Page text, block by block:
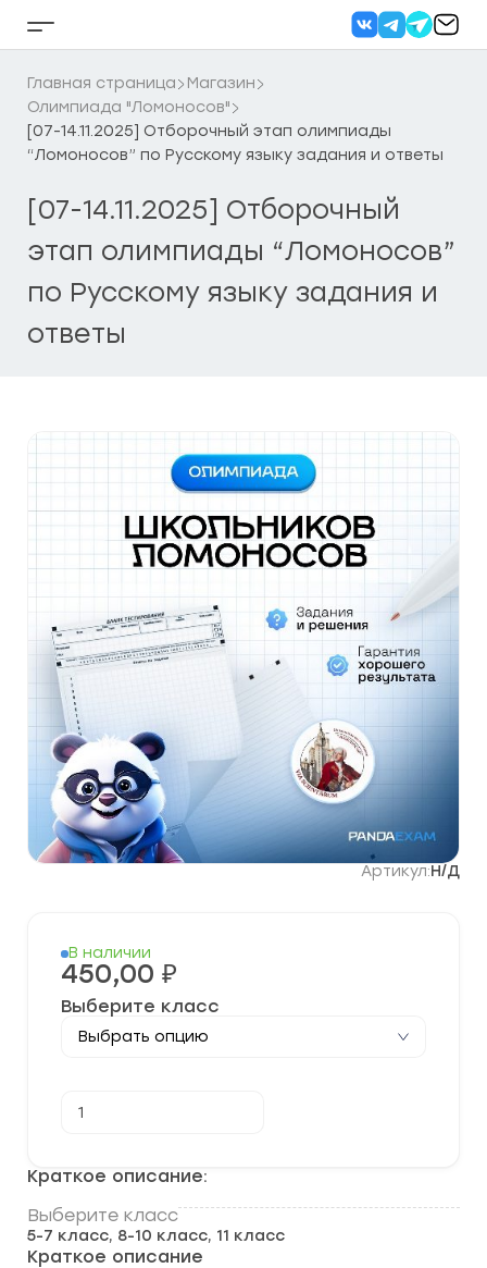
Кнопка
бокового
меню
Главная страница
Магазин
Олимпиада "Ломоносов"
[07-14.11.2025] Отборочный этап олимпиады
“Ломоносов” по Русскому языку задания и ответы
[07-14.11.2025] Отборочный
этап олимпиады “Ломоносов”
по Русскому языку задания и
ответы
Артикул:Н/Д
Краткое описание:
Выберите класс
5-7 класс, 8-10 класс, 11 класс
Краткое описание
В наличии
450,00 ₽
Выберите класс
товара
Отборочный
этап
олимпиады
“Ломоносов”
по
Русскому